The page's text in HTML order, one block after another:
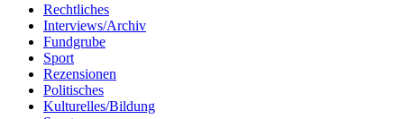
Rechtliches
Interviews/Archiv
Fundgrube
Sport
Rezensionen
Politisches
Kulturelles/Bildung